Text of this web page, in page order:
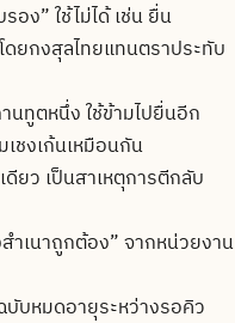
ง” ใช้ไม่ได้ เช่น ยื่น
ยกงสุลไทยแทนตราประทับ
ทูตหนึ่ง ใช้ข้ามไปยื่นอีก
ชงเก้นเหมือนกัน
ยว เป็นสาเหตุการตีกลับ
ำเนาถูกต้อง” จากหน่วยงาน
บับหมดอายุระหว่างรอคิว